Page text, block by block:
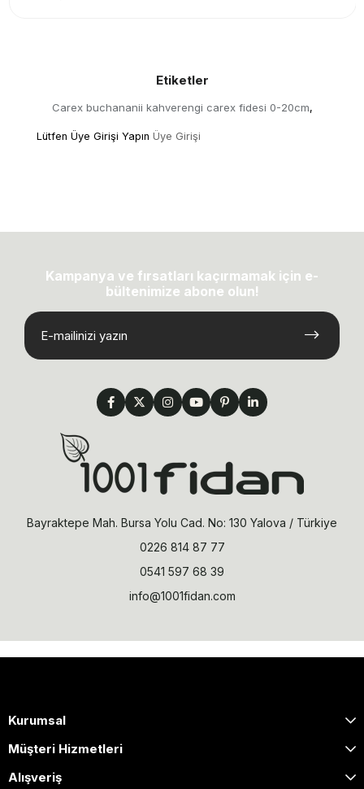
Etiketler
Carex buchananii kahverengi carex fidesi 0-20cm,
Lütfen Üye Girişi Yapın Üye Girişi
Kampanya ve fırsatları kaçırmamak için e-
bültenimize abone olun!
Bayraktepe Mah. Bursa Yolu Cad. No: 130 Yalova / Türkiye
0226 814 87 77
0541 597 68 39
info@1001fidan.com
Kurumsal
Müşteri Hizmetleri
Alışveriş